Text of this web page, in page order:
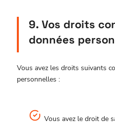
9. Vos droits
données
Vous avez les droits suivants
personnelles :
Vous avez le droit de